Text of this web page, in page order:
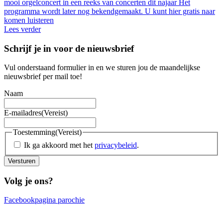
mooi orgelconcert in een reeks van concerten dit najaar Het
programma wordt later nog bekendgemaakt. U kunt hier gratis naar
komen luisteren
Lees verder
Schrijf je in voor de nieuwsbrief
Vul onderstaand formulier in en we sturen jou de maandelijkse
nieuwsbrief per mail toe!
Naam
E-mailadres(Vereist)
Toestemming(Vereist)
Ik ga akkoord met het privacybeleid.
Versturen
Volg je ons?
Facebookpagina parochie